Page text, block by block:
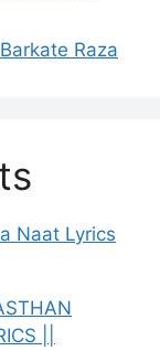
Raza
Naat Lyrics
||